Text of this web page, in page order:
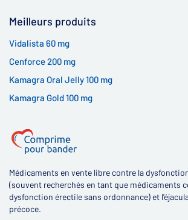
Meilleurs produits
Vidalista 60 mg
Cenforce 200 mg
Kamagra Oral Jelly 100 mg
Kamagra Gold 100 mg
Médicaments en vente libre contre la
(souvent recherchés en tant que médicaments
dysfonction érectile sans ordonnance) et
précoce.